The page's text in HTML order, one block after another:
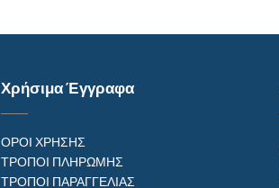
Χρήσιμα Έγγραφα
ΟΡΟΙ ΧΡΗΣΗΣ
ΤΡΟΠΟΙ ΠΛΗΡΩΜΗΣ
ΤΡΟΠΟΙ ΠΑΡΑΓΓΕΛΙΑΣ